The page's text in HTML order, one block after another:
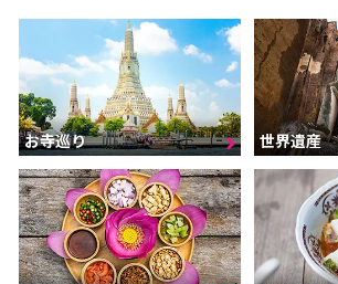
お寺巡り 世界遺産